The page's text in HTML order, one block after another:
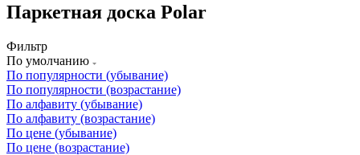
Паркетная доска Polar
Фильтр
По умолчанию
По популярности (убывание)
По популярности (возрастание)
По алфавиту (убывание)
По алфавиту (возрастание)
По цене (убывание)
По цене (возрастание)